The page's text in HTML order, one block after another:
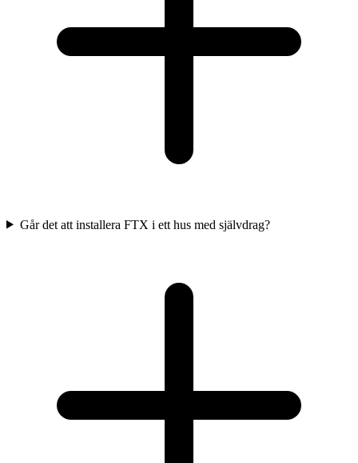
Går det att installera FTX i ett hus med självdrag?